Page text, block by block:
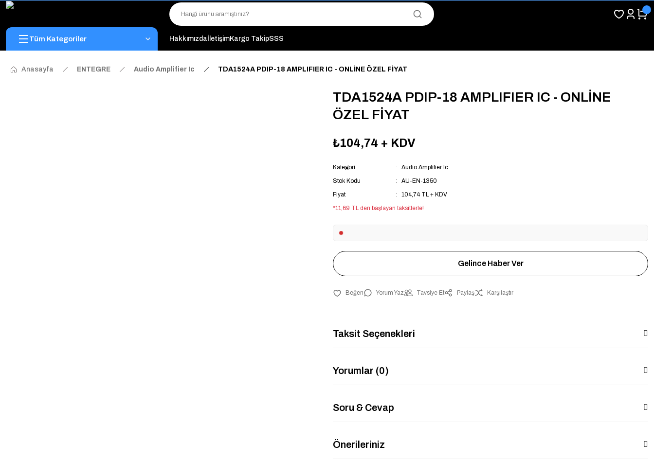
"Saat 14:00'a Kadar Verilen Siparişlerde Aynı Gün Kargo Avantajı!
"Binlerce Ürün Çeşitliliği ile Stoktan Hemen Teslim."
"Toptan Fiyatına Perakende Satış Avantajını Kaçırmayın!"
"Üyelere Özel: Stok Önceliği ve Proje Fiyatları."
Tüm Kategoriler HakkımızdaİletişimKargo TakipSSS
Anasayfa ENTEGRE Audio Amplifier Ic TDA1524A PDIP-18 AMPLIFIER IC - ONLİNE ÖZEL FİYAT
TDA1524A PDIP-18 AMPLIFIER IC - ONLİNE
ÖZEL FİYAT
₺104,74 + KDV
Kategori
Audio Amplifier Ic
Stok Kodu
AU-EN-1350
Fiyat
104,74 TL + KDV
*11,69 TL den başlayan taksitlerle!
Gelince Haber Ver
Yorum Yaz Tavsiye Et Paylaş Karşılaştır
Taksit Seçenekleri
Yorumlar (0)
Soru & Cevap
Önerileriniz